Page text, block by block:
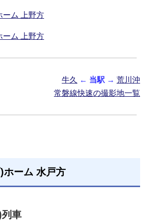
ーム 上野方
ーム 上野方
牛久 ← 当駅 → 荒川沖
常磐線快速の撮影地一覧
ホーム 水戸方
車